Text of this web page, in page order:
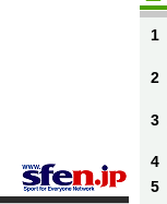
1
2
3
4
5